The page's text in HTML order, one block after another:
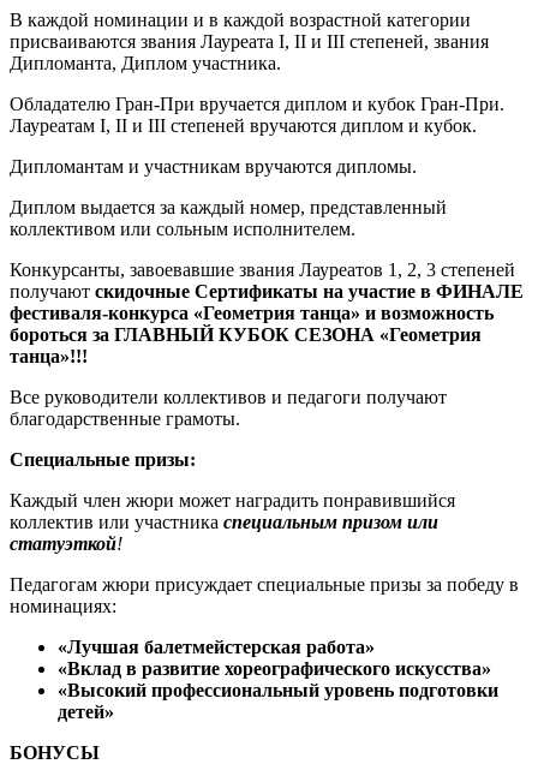
В каждой номинации и в каждой возрастной категории
присваиваются звания Лауреата I, II и III степеней, звания
Дипломанта, Диплом участника.
Обладателю Гран-При вручается диплом и кубок Гран-При.
Лауреатам I, II и III степеней вручаются диплом и кубок.
Дипломантам и участникам вручаются дипломы.
Диплом выдается за каждый номер, представленный
коллективом или сольным исполнителем.
Конкурсанты, завоевавшие звания Лауреатов 1, 2, 3 степеней
получают скидочные Сертификаты на участие в ФИНАЛЕ
фестиваля-конкурса «Геометрия танца» и возможность
бороться за ГЛАВНЫЙ КУБОК СЕЗОНА «Геометрия
танца»!!!
Все руководители коллективов и педагоги получают
благодарственные грамоты.
Специальные призы:
Каждый член жюри может наградить понравившийся
коллектив или участника специальным призом или
статуэткой!
Педагогам жюри присуждает специальные призы за победу в
номинациях:
«Лучшая балетмейстерская работа»
«Вклад в развитие хореографического искусства»
«Высокий профессиональный уровень подготовки
детей»
БОНУСЫ